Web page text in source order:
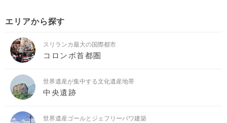
エリアから探す
スリランカ最大の国際都市
コロンボ首都圏
世界遺産が集中する文化遺産地帯
中央遺跡
世界遺産ゴールとジェフリーバワ建築